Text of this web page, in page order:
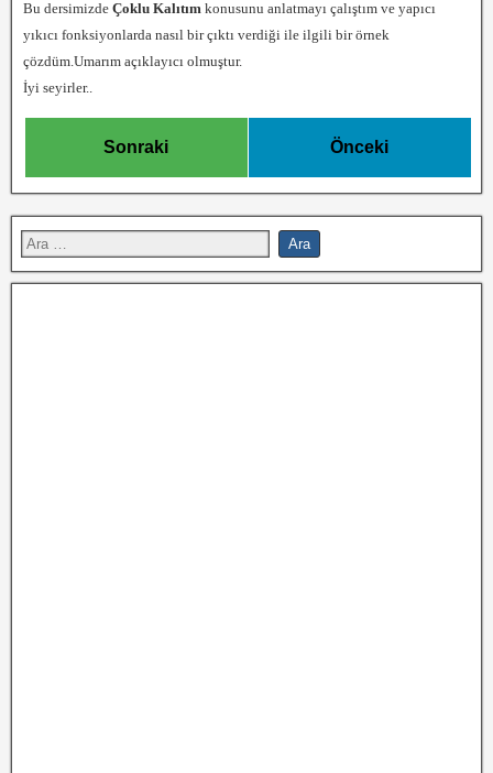
Bu dersimizde Çoklu Kalıtım konusunu anlatmayı çalıştım ve yapıcı
yıkıcı fonksiyonlarda nasıl bir çıktı verdiği ile ilgili bir örnek
çözdüm.Umarım açıklayıcı olmuştur.
İyi seyirler..
Sonraki Önceki